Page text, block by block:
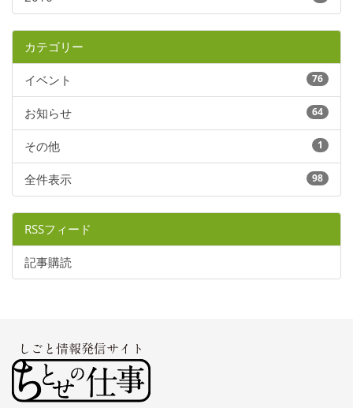
カテゴリー
イベント 76
お知らせ 64
その他 1
全件表示 98
RSSフィード
記事購読